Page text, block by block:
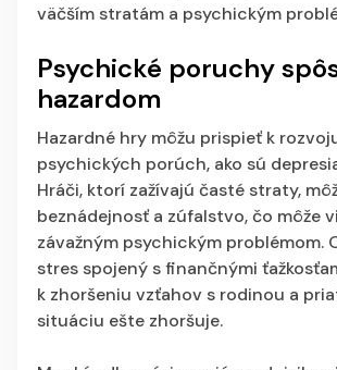
väčším stratám a psychickým
Psychické poruchy
hazardom
Hazardné hry môžu prispieť k
psychických porúch, ako sú
Hráči, ktorí zažívajú časté straty,
beznádejnosť a zúfalstvo, čo môže
závažným psychickým problémom.
stres spojený s finančnými
k zhoršeniu vzťahov s rodinou a
situáciu ešte zhoršuje.